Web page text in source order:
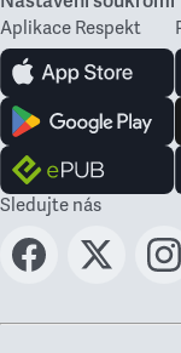
Aplikace Respekt
Sledujte nás